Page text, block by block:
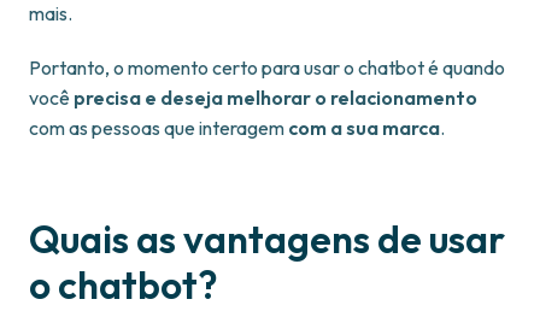
mais.
Portanto, o momento certo para usar o chatbot é quando
você precisa e deseja melhorar o relacionamento
com as pessoas que interagem com a sua marca.
Quais as vantagens de usar
o chatbot?